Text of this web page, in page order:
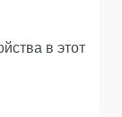
в этот